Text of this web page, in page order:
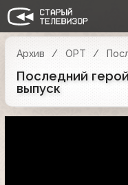
Архив ОРТ
Последний
выпуск